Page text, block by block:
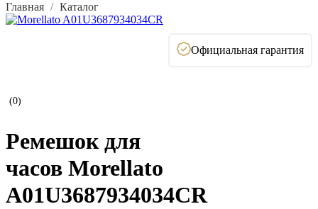
Главная Каталог
Официальная гарантия
(0)
Ремешок для
часов Morellato
A01U3687934034CR